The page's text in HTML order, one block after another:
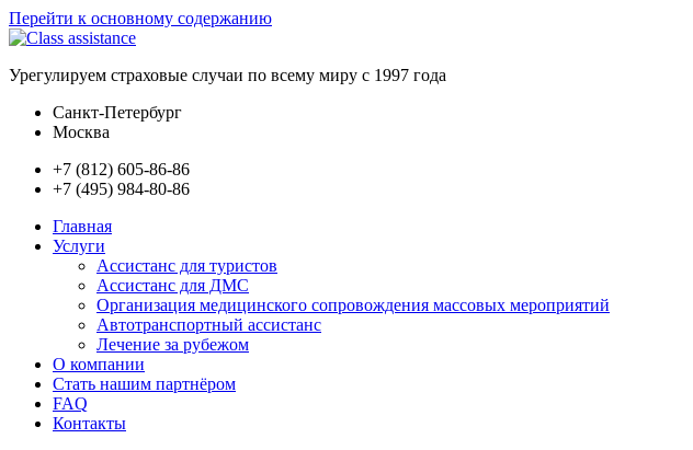
Перейти к основному содержанию
Урегулируем страховые случаи по всему миру с 1997 года
Санкт-Петербург
Москва
+7 (812) 605-86-86
+7 (495) 984-80-86
Главная
Услуги
Ассистанс для туристов
Ассистанс для ДМС
Организация медицинского сопровождения массовых мероприятий
Автотранспортный ассистанс
Лечение за рубежом
О компании
Стать нашим партнёром
FAQ
Контакты